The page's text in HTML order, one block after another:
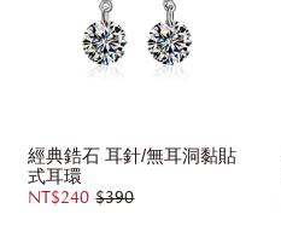
經典鋯石 耳針/無耳洞黏貼
式耳環
NT$240 $390